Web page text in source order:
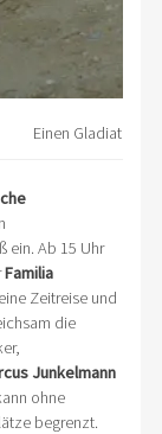
Einen
ein. Ab 15 Uhr
Familia
Zeitreise und
die
Junkelmann
ohne
begrenzt.